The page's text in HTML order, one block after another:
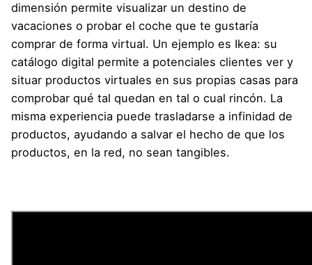
dimensión permite visualizar un destino de
vacaciones o probar el coche que te gustaría
comprar de forma virtual. Un ejemplo es Ikea: su
catálogo digital permite a potenciales clientes ver y
situar productos virtuales en sus propias casas para
comprobar qué tal quedan en tal o cual rincón. La
misma experiencia puede trasladarse a infinidad de
productos, ayudando a salvar el hecho de que los
productos, en la red, no sean tangibles.